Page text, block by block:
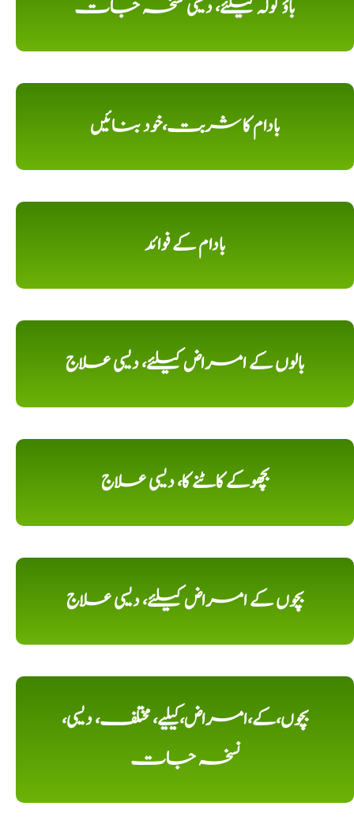
باؤ گولہ کیلئے، دیسی نسخہ جات
بادام کا شربت،خود بنائیں
بادام کے فوائد
بالوں کے امراض کیلئے، دیسی علاج
بچھوکے کاٹنے کا، دیسی علاج
بچوں کے امراض کیلئے، دیسی علاج
بچوں،کے،امراض،کیلیے، مختلف، دیسی،
نسخہ جات